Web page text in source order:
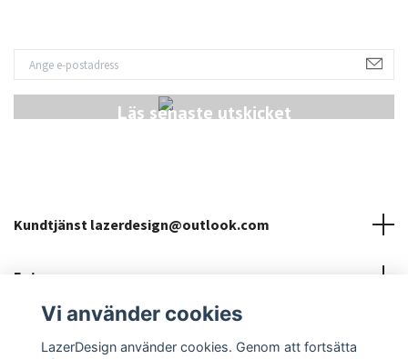
Läs senaste utskicket
Kundtjänst lazerdesign@outlook.com
Fotmeny
Sociala medier
Vi använder cookies
LazerDesign använder cookies. Genom att fortsätta